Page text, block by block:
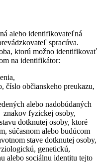
alebo identifikovateľná
spracúva.
ktorú možno identifikovať
na identifikátor:
číslo občianskeho preukazu,
alebo nadobúdaných
znakov fyzickej osoby,
dotknutej osoby, ktoré
súčasnom alebo budúcom
stave dotknutej osoby,
genetickú,
alebo sociálnu identitu tejto